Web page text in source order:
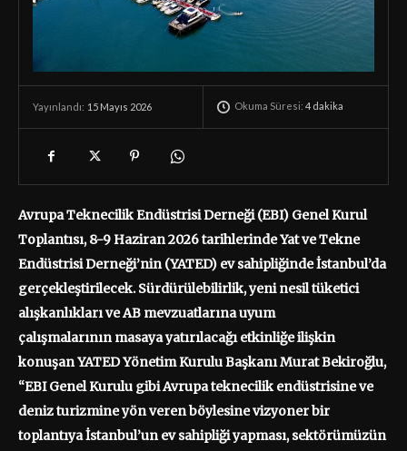
Yayınlandı: 15 Mayıs 2026 Okuma Süresi: 4 dakika
Avrupa Teknecilik Endüstrisi Derneği (EBI) Genel Kurul
Toplantısı, 8-9Haziran 2026 tarihlerindeYat ve Tekne
Endüstrisi Derneği’nin (YATED) ev sahipliğinde İstanbul’da
gerçekleştirilecek. Sürdürülebilirlik, yeni nesil tüketici
alışkanlıkları ve AB mevzuatlarına uyum
çalışmalarınınmasaya yatırılacağı etkinliğe ilişkin
konuşanYATED Yönetim Kurulu Başkanı Murat Bekiroğlu,
“EBI Genel Kurulu gibi Avrupateknecilikendüstrisineve
deniz turizmineyön veren böylesine vizyoner bir
toplantıya İstanbul’un ev sahipliği yapması, sektörümüzün